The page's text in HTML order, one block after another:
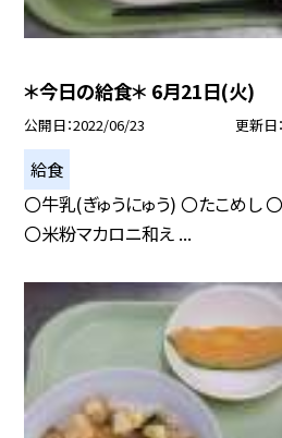
＊今日の給食＊ 6月21日(火)
公開日 2022/06/23 更新日
給食
〇牛乳(ぎゅうにゅう) 〇たこめし
〇米粉マカロニ和え ...